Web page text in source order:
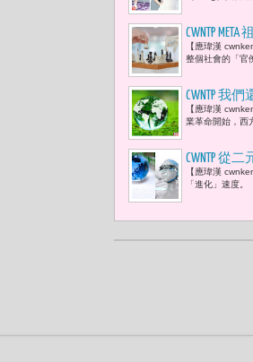
CWNTP
當官僚效
【應瑋漢
整個社會的「官
CWNTP 我
【應瑋漢
業革命開始，西
CWNTP 從
【應瑋漢
「進化」速度